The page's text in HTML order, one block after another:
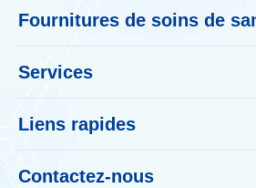
Fournitures de soins de
Services
Liens rapides
Contactez-nous